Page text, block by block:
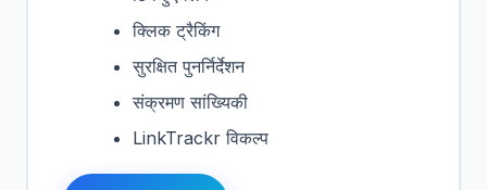
क्लिक ट्रैकिंग
सुरक्षित पुनर्निर्देशन
संक्रमण सांख्यिकी
LinkTrackr विकल्प